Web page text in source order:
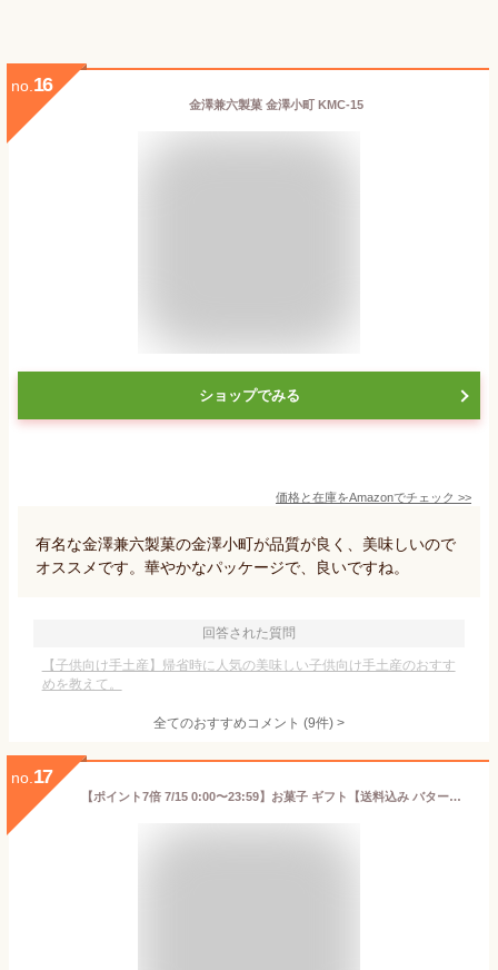
no. 16
金澤兼六製菓 金澤小町 KMC-15
ショップでみる
価格と在庫をAmazonでチェック >>
有名な金澤兼六製菓の金澤小町が品質が良く、美味しいので
オススメです。華やかなパッケージで、良いですね。
回答された質問
【子供向け手土産】帰省時に人気の美味しい子供向け手土産のおすす
めを教えて。
全てのおすすめコメント (9件) >
no. 17
【ポイント7倍 7/15 0:00〜23:59】お菓子 ギフト【送料込み バターフィナンシェ12個入】 個包装 スイーツ フィナンシェ 焼き菓子 洋菓子 内祝 お祝 出産祝 お礼 おしゃれ 退職 菓子折り ご挨拶 ギフト バターバトラー お供え お中元 御中元 夏ギフト 暑中見舞い